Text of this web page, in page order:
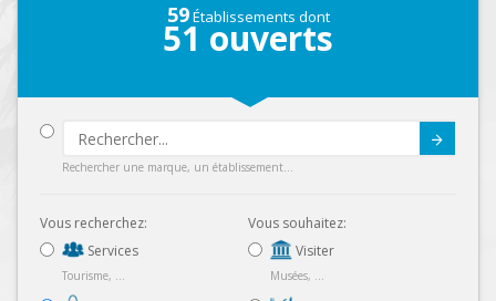
59Établissements dont
51 ouverts
Rechercher une marque, un établissement...
Vous recherchez:
Services
Tourisme, ...
Vous souhaitez:
Visiter
Musées, ...